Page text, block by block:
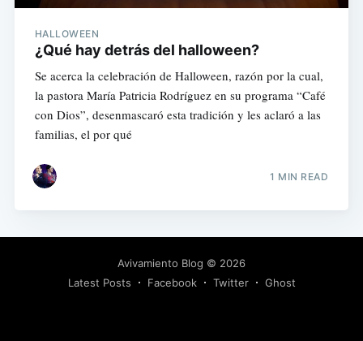
HALLOWEEN
¿Qué hay detrás del halloween?
Se acerca la celebración de Halloween, razón por la cual,
la pastora María Patricia Rodríguez en su programa “Café
con Dios”, desenmascaró esta tradición y les aclaró a las
familias, el por qué
1 MIN READ
Avivamiento Blog © 2026
Latest Posts
Facebook Twitter Ghost